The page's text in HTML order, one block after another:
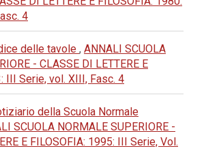
4
delle tavole , ANNALI SCUOLA
- CLASSE DI LETTERE E
III Serie, vol. XIII, Fasc. 4
della Scuola Normale
SCUOLA NORMALE SUPERIORE -
E FILOSOFIA: 1995: III Serie, Vol.